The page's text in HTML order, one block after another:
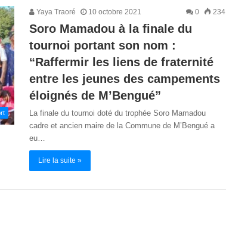
Yaya Traoré 10 octobre 2021 0 234
Soro Mamadou à la finale du
tournoi portant son nom :
“Raffermir les liens de fraternité
entre les jeunes des campements
éloignés de M’Bengué”
La finale du tournoi doté du trophée Soro Mamadou
cadre et ancien maire de la Commune de M’Bengué a
eu…
Lire la suite »